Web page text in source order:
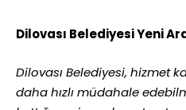
Dilovası Belediyesi Yeni
Dilovası Belediyesi, hizmet
daha hızlı müdahale